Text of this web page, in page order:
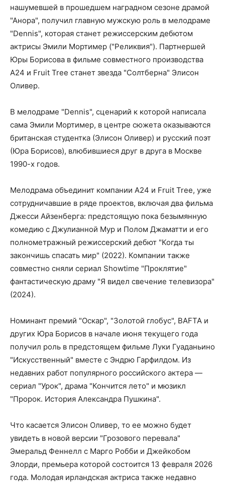
нашумевшей в прошедшем наградном сезоне драмой
"Анора", получил главную мужскую роль в мелодраме
"Dennis", которая станет режиссерским дебютом
актрисы Эмили Мортимер ("Реликвия"). Партнершей
Юры Борисова в фильме совместного производства
A24 и Fruit Tree станет звезда "Солтберна" Элисон
Оливер.
В мелодраме "Dennis", сценарий к которой написала
сама Эмили Мортимер, в центре сюжета оказываются
британская студентка (Элисон Оливер) и русский поэт
(Юра Борисов), влюбившиеся друг в друга в Москве
1990-х годов.
Мелодрама объединит компании A24 и Fruit Tree, уже
сотрудничавшие в ряде проектов, включая два фильма
Джесси Айзенберга: предстоящую пока безымянную
комедию с Джулианной Мур и Полом Джаматти и его
полнометражный режиссерский дебют "Когда ты
закончишь спасать мир" (2022). Компании также
совместно сняли сериал Showtime "Проклятие"
фантастическую драму "Я видел свечение телевизора"
(2024).
Номинант премий "Оскар", "Золотой глобус", BAFTA и
других Юра Борисов в начале июня текущего года
получил роль в предстоящем фильме Луки Гуаданьино
"Искусственный" вместе с Эндрю Гарфилдом. Из
недавних работ популярного российского актера —
сериал "Урок", драма "Кончится лето" и мюзикл
"Пророк. История Александра Пушкина".
Что касается Элисон Оливер, то ее можно будет
увидеть в новой версии "Грозового перевала"
Эмеральд Феннелл с Марго Робби и Джейкобом
Элорди, премьера которой состоится 13 февраля 2026
года. Молодая ирландская актриса также недавно